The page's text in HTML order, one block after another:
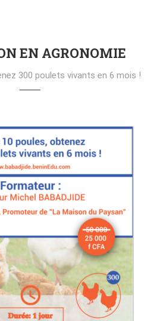
EN AGRONOMIE
300 poulets vivants en 6 mois !